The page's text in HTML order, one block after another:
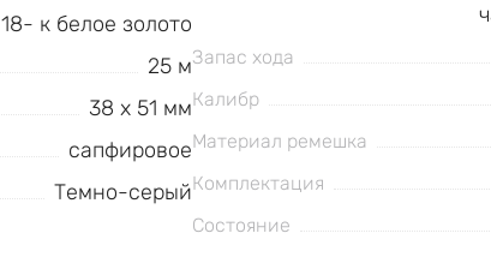
18- к белое золото
25 м
38 x 51 мм
сапфировое
Темно-серый
Запас хода
Калибр
Материал ремешка
Комплектация
Состояние